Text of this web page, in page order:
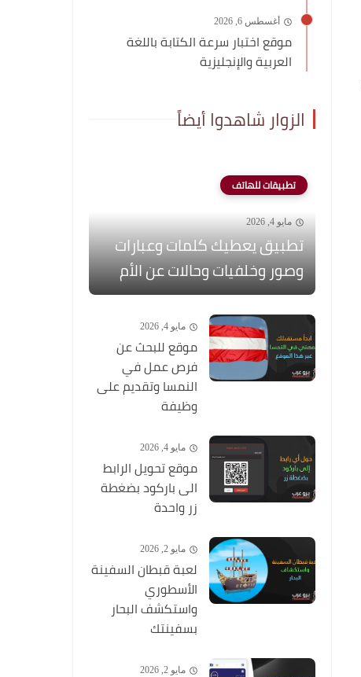
أغسطس 6, 2026
موقع اختبار سرعة الكتابة باللغة
العربية والإنجليزية
الزوار شاهدوا أيضاً
تطبيقات للهاتف
مايو 4, 2026
تطبيق يعطيك كلمات وعبارات
وصور وخلفيات وحالات عن الأم
مايو 4, 2026
موقع للبحث عن
فرص عمل في
النمسا وتقديم على
وظيفة
مايو 4, 2026
موقع تحويل الرابط
الى باركود بضغطة
زر واحدة
مايو 2, 2026
لعبة قبطان السفينة
الأسطوري
واستكشف البحار
بسفينتك
مايو 2, 2026